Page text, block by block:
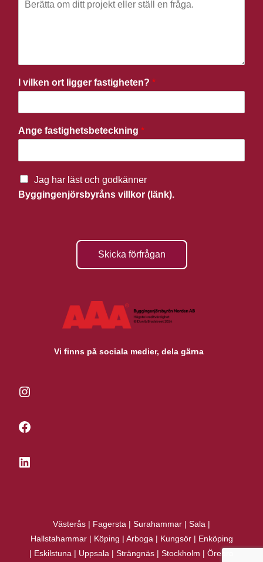
I vilken ort ligger fastigheten? *
Ange fastighetsbeteckning *
Jag har läst och godkänner
Byggingenjörsbyråns villkor (länk).
Skicka förfrågan
Vi finns på sociala medier, dela gärna
Instagram
Facebook
LinkedIn
Västerås Fagersta Surahammar Sala
Hallstahammar| Köping Arboga| Kungsör|
Enköping
Eskilstuna Uppsala Strängnäs Stockholm Örebro